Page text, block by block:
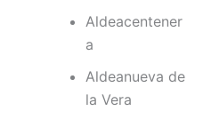
Aldeacentener
a
Aldeanueva de
la Vera